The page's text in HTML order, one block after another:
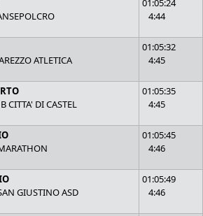
01:05:24
4:44
ATLETICA
01:05:32
4:45
CITTA' DI CASTEL
01:05:35
4:45
01:05:45
4:46
GIUSTINO ASD
01:05:49
4:46